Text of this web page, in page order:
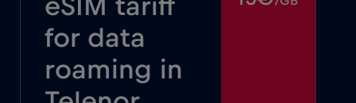
eSIM tariff
for data
roaming in